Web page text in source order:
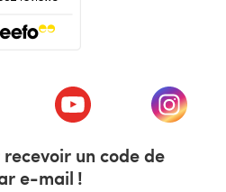
onglet)
dans un nouvel onglet)
(s'ouvre dans un(s'ouvre
un code de
e-mail !